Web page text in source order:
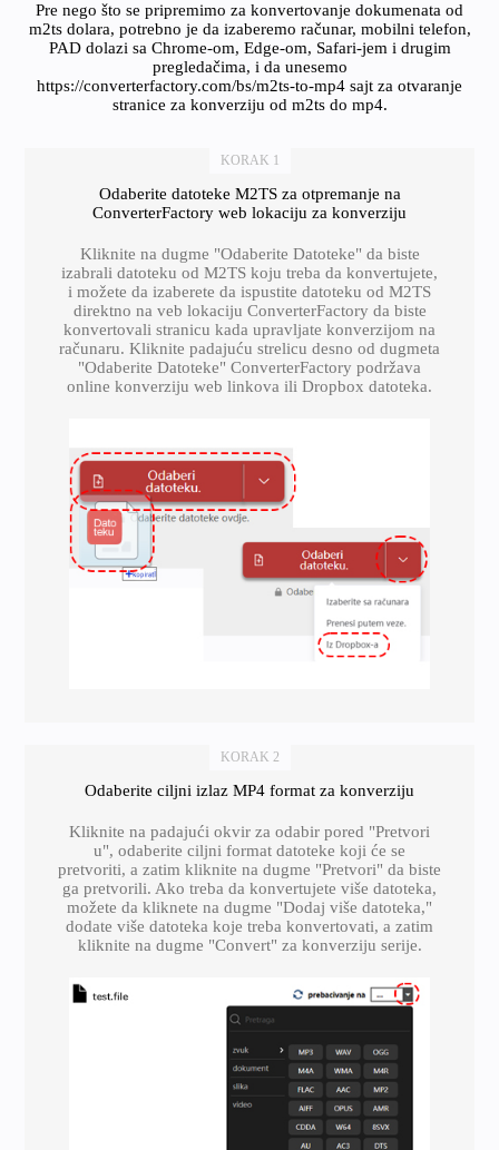
Pre nego što se pripremimo za konvertovanje dokumenata od
m2ts dolara, potrebno je da izaberemo računar, mobilni telefon,
PAD dolazi sa Chrome-om, Edge-om, Safari-jem i drugim
pregledačima, i da unesemo
https://converterfactory.com/bs/m2ts-to-mp4 sajt za otvaranje
stranice za konverziju od m2ts do mp4.
KORAK 1
Odaberite datoteke M2TS za otpremanje na
ConverterFactory web lokaciju za konverziju
Kliknite na dugme "Odaberite Datoteke" da biste
izabrali datoteku od M2TS koju treba da konvertujete,
i možete da izaberete da ispustite datoteku od M2TS
direktno na veb lokaciju ConverterFactory da biste
konvertovali stranicu kada upravljate konverzijom na
računaru. Kliknite padajuću strelicu desno od dugmeta
"Odaberite Datoteke" ConverterFactory podržava
online konverziju web linkova ili Dropbox datoteka.
KORAK 2
Odaberite ciljni izlaz MP4 format za konverziju
Kliknite na padajući okvir za odabir pored "Pretvori
u", odaberite ciljni format datoteke koji će se
pretvoriti, a zatim kliknite na dugme "Pretvori" da biste
ga pretvorili. Ako treba da konvertujete više datoteka,
možete da kliknete na dugme "Dodaj više datoteka,"
dodate više datoteka koje treba konvertovati, a zatim
kliknite na dugme "Convert" za konverziju serije.